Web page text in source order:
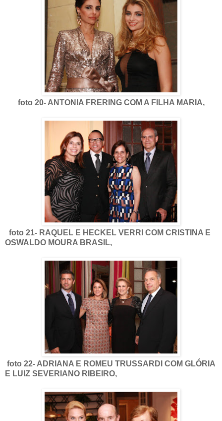
foto 20- ANTONIA FRERING COM A FILHA MARIA,
foto 21- RAQUEL E HECKEL VERRI COM CRISTINA E
OSWALDO MOURA BRASIL,
foto 22- ADRIANA E ROMEU TRUSSARDI COM GLÓRIA
E LUIZ SEVERIANO RIBEIRO,